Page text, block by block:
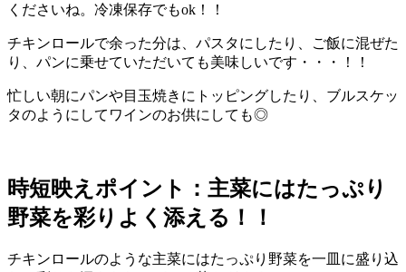
くださいね。冷凍保存でもok！！
チキンロールで余った分は、パスタにしたり、ご飯に混ぜた
り、パンに乗せていただいても美味しいです・・・！！
忙しい朝にパンや目玉焼きにトッピングしたり、ブルスケッ
タのようにしてワインのお供にしても◎
時短映えポイント：主菜にはたっぷり
野菜を彩りよく添える！！
チキンロールのような主菜にはたっぷり野菜を一皿に盛り込